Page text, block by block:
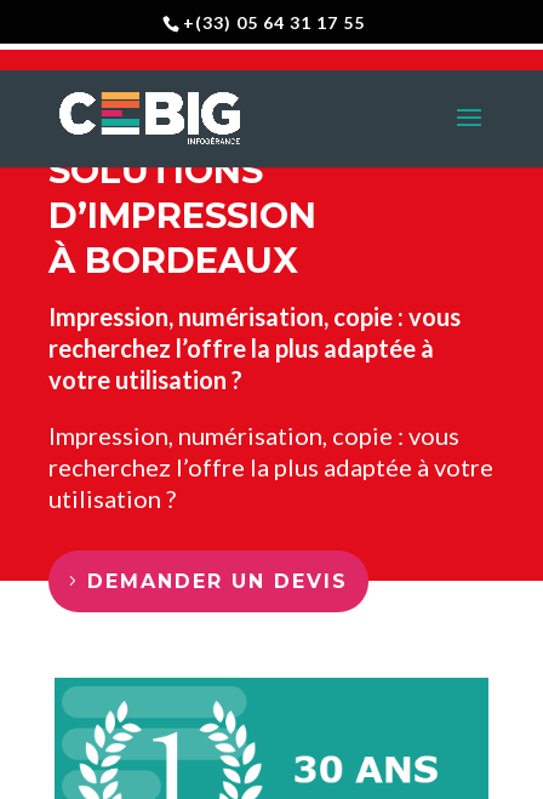
+(33) 05 64 31 17 55
SOLUTIONS
D’IMPRESSION
À BORDEAUX
Impression, numérisation, copie : vous
recherchez l’offre la plus adaptée à
votre utilisation ?
Impression, numérisation, copie : vous
recherchez l’offre la plus adaptée à votre
utilisation ?
DEMANDER UN DEVIS